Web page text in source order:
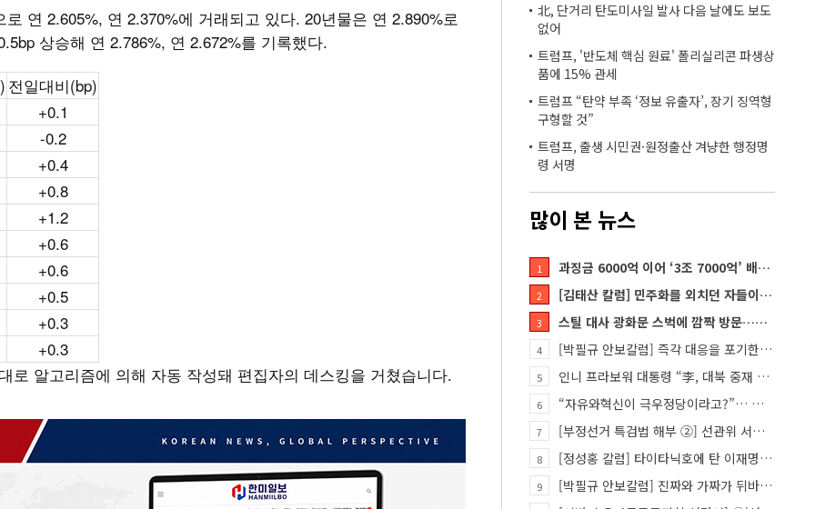
연 2.605%, 연 2.370%에 거래되고 있다. 20년물은 연 2.890%로
상승해 연 2.786%, 연 2.672%를 기록했다.
전일대비(bp)
+0.1
-0.2
+0.4
+0.8
+1.2
+0.6
+0.6
+0.5
+0.3
+0.3
로 알고리즘에 의해 자동 작성돼 편집자의 데스킹을 거쳤습니다.
北, 단거리 탄도미사일 발사 다음 날에도 보도
없어
트럼프, '반도체 핵심 원료' 폴리실리콘 파생상
품에 15% 관세
트럼프 “탄약 부족 ‘정보 유출자’, 장기 징역형
구형할 것”
트럼프, 출생 시민권·원정출산 겨냥한 행정명
령 서명
많이 본 뉴스
1 과징금 6000억 이어 ‘3조 7000억’ 배상 폭탄… 쿠팡 때리기에 한미 통상 ‘초비상’
2 [김태산 칼럼] 민주화를 외치던 자들이 대한민국의 적이고 간첩이었다
3 스틸 대사 광화문 스벅에 깜짝 방문…메시지?
4 [박필규 안보칼럼] 즉각 대응을 포기한 군(軍)은 생존할 수 없다
5 인니 프라보워 대통령 “李, 대북 중재 요청했다”
6 “자유와혁신이 극우정당이라고?”… 민경욱, 중앙일보 직격
7 [부정선거 특검법 해부 ②] 선관위 서버·우정본부 기록까지…‘증거를 끌어오는 칼’
8 [정성홍 칼럼] 타이타닉호에 탄 이재명 정권
9 [박필규 안보칼럼] 진짜와 가짜가 뒤바뀐 혼돈의 시대, 안보 파탄은 막아야